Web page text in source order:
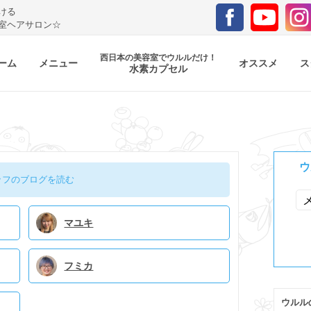
る
ヘアサロン☆
ム メニュー 西日本の美容室でウルルだけ！
水素カプセル オススメ
のブログを読む
マユキ
フミカ
ウルル